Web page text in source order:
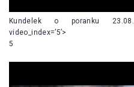
Kundelek o poranku
video_index=’5’>
5